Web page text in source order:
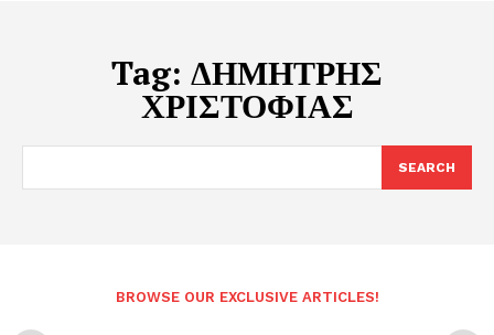
Tag: ΔΗΜΗΤΡΗΣ
ΧΡΙΣΤΟΦΙΑΣ
SEARCH
BROWSE OUR EXCLUSIVE ARTICLES!